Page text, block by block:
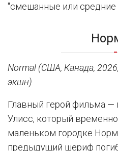
"смешанные или средние
Normal (США, Канада,
экшн)
Главный герой фильма —
Улисс, который
маленьком городке
предыдущий шериф